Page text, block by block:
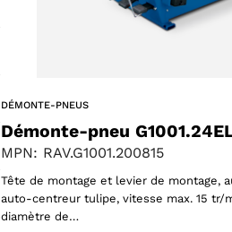
DÉMONTE-PNEUS
Démonte-pneu
MPN: RAV.G1001.200815
Tête de montage et levier de montage,
auto-centreur tulipe, vitesse max. 15 tr/
diamètre de…
Sélectionner une région
Choisissez votre langue